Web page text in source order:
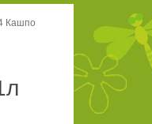
Кашпо